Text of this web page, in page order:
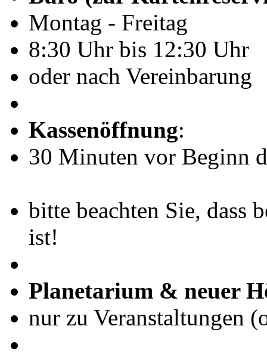
Montag - Freitag
8:30 Uhr bis 12:30 Uhr
oder nach Vereinbarung
Kassenöffnung:
30 Minuten vor Beginn
bitte beachten Sie, dass
ist!
Planetarium & neuer
nur zu Veranstaltungen